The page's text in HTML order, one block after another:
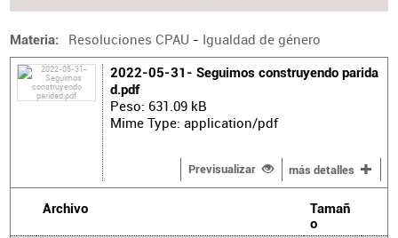
Materia Resoluciones CPAU - Igualdad de género
2022-05-31- Seguimos construyendo parida
d.pdf
Peso: 631.09 kB
Mime Type: application/pdf
Previsualizar más detalles
Archivo
Tamañ
o